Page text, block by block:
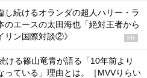
し続けるオランダの超人ハリー・ラ
のエースの太田海也「絶対王者から
リン国際対談②》
PR
ける篠山竜青が語る「10年前より
っている」理由とは。［MVVりらい